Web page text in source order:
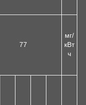
77
мг/
кВт
ч